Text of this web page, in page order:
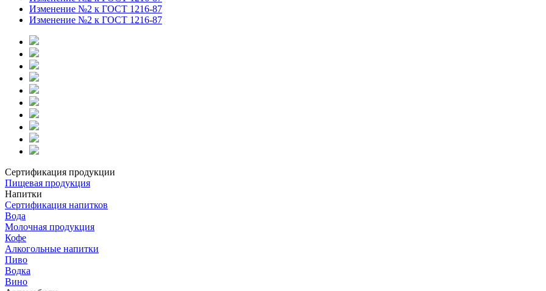
Изменение №2 к ГОСТ 1216-87
Изменение №2 к ГОСТ 1216-87
Сертификация продукции
Пищевая продукция
Напитки
Сертификация напитков
Вода
Молочная продукция
Кофе
Алкогольные напитки
Пиво
Водка
Вино